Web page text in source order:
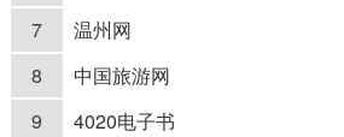
7
温州网
8
中国旅游网
9
4020电子书